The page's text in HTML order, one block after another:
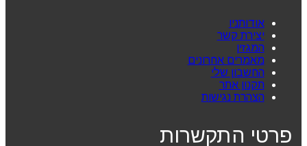
אודותניו
יצירת קשר
המגזין
מאמרים אחרונים
החשבון שלי
תקנון אתר
הצהרת נגישות
פרטי התקשרות